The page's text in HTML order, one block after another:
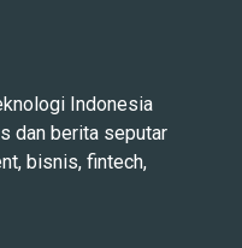
Indonesia
dan berita seputar
bisnis, fintech,